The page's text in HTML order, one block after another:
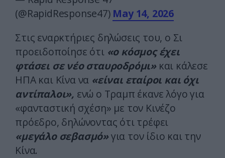
(@RapidResponse47) May 14, 2026
Στις εναρκτήριες δηλώσεις του, ο Σι
προειδοποίησε ότι «ο κόσμος έχει
φτάσει σε νέο σταυροδρόμι» και κάλεσε
ΗΠΑ και Κίνα να «είναι εταίροι και όχι
αντίπαλοι», ενώ ο Τραμπ έκανε λόγο για
«φανταστική σχέση» με τον Κινέζο
πρόεδρο, δηλώνοντας ότι τρέφει
«μεγάλο σεβασμό»για τον ίδιο και την
Κίνα.